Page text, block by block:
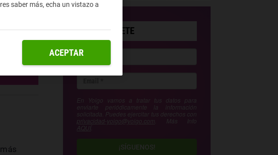
SUSCRÍBETE
En Yoigo vamos a tratar tus datos para
enviarte periódicamente la información
solicitada. Puedes ejercitar tus derechos con
privacidad-yoigo@yoigo.com . Más Info
AQUÍ
¡SÍGUENOS!
saber más, echa un vistazo a
ACEPTAR